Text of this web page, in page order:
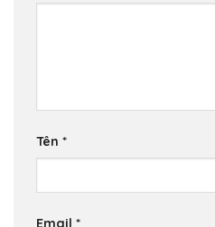
Tên *
Email *